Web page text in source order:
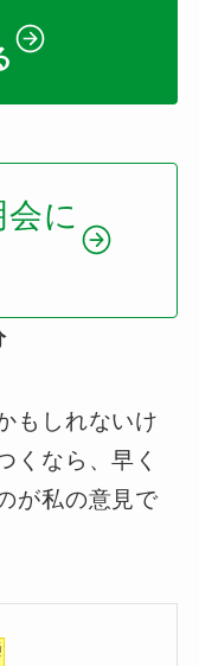
に
もしれないけ
くなら、早く
が私の意見で